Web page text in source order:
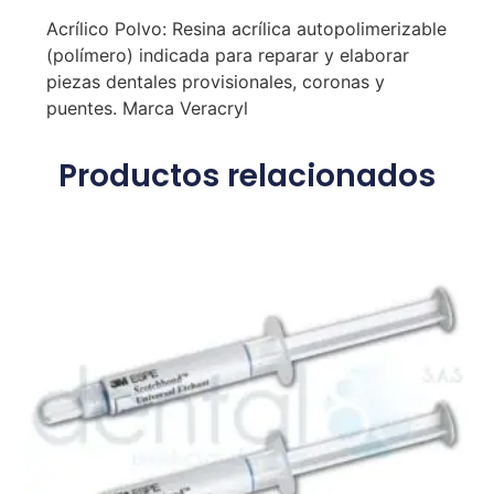
Acrílico Polvo: Resina acrílica autopolimerizable
(polímero) indicada para reparar y elaborar
piezas dentales provisionales, coronas y
puentes. Marca Veracryl
Productos relacionados